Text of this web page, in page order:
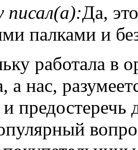
писал(а):Да,
палками и
работала в
а нас,
предостеречь